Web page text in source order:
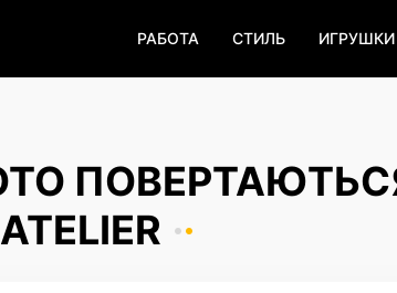
РАБОТА СТИЛЬ ИГРУШКИ